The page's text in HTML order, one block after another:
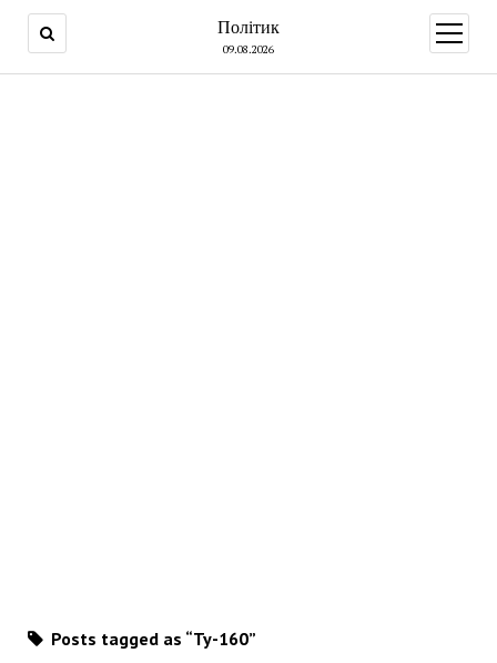
Політик
09.08.2026
open
menu
Posts tagged as “Ту-160”